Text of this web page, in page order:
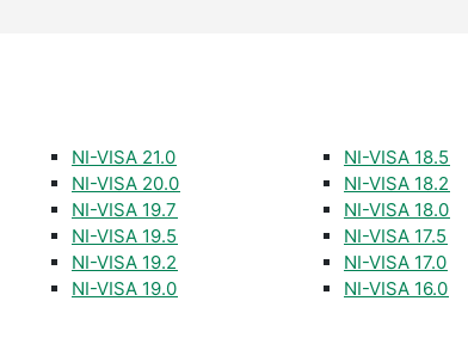
NI-VISA 21.0
NI-VISA 20.0
NI-VISA 19.7
NI-VISA 19.5
NI-VISA 19.2
NI-VISA 19.0
NI-VISA 18.5
NI-VISA 18.2
NI-VISA 18.0
NI-VISA 17.5
NI-VISA 17.0
NI-VISA 16.0